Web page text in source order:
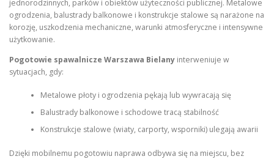
jednorodzinnych, parków i obiektów użyteczności publicznej. Metalowe
ogrodzenia, balustrady balkonowe i konstrukcje stalowe są narażone na
korozję, uszkodzenia mechaniczne, warunki atmosferyczne i intensywne
użytkowanie.
Pogotowie spawalnicze Warszawa Bielany interweniuje w
sytuacjach, gdy:
Metalowe płoty i ogrodzenia pękają lub wywracają się
Balustrady balkonowe i schodowe tracą stabilność
Konstrukcje stalowe (wiaty, carporty, wsporniki) ulegają awarii
Dzięki mobilnemu pogotowiu naprawa odbywa się na miejscu, bez